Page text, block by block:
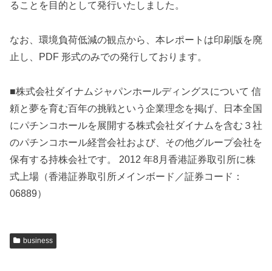
ることを目的として発行いたしました。
なお、環境負荷低減の観点から、本レポートは印刷版を廃
止し、PDF 形式のみでの発行しております。
■株式会社ダイナムジャパンホールディングスについて 信
頼と夢を育む百年の挑戦という企業理念を掲げ、日本全国
にパチンコホールを展開する株式会社ダイナムを含む３社
のパチンコホール経営会社および、その他グループ会社を
保有する持株会社です。 2012 年8月香港証券取引所に株
式上場（香港証券取引所メインボード／証券コード：
06889）
business